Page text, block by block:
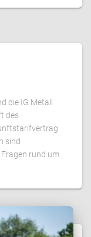
die IG Metall
des
sind
rund um